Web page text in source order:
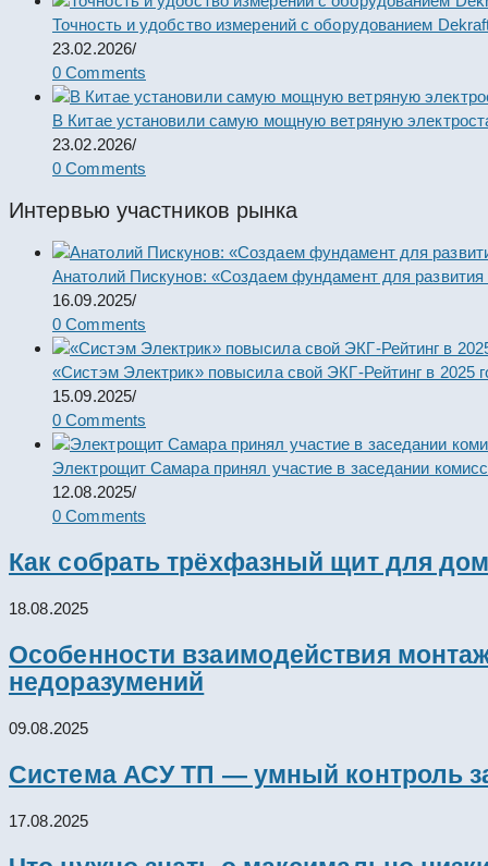
Точность и удобство измерений с оборудованием
23.02.2026/
0 Comments
В Китае установили самую мощную ветряную
23.02.2026/
0 Comments
Интервью участников рынка
Анатолий Пискунов: «Создаем фундамент для развития
16.09.2025/
0 Comments
«Систэм Электрик» повысила свой ЭКГ-Рейтинг в 2025
15.09.2025/
0 Comments
Электрощит Самара принял участие в заседании
12.08.2025/
0 Comments
Как собрать трёхфазный щит для
18.08.2025
Особенности взаимодействия
недоразумений
09.08.2025
Система АСУ ТП — умный контроль
17.08.2025